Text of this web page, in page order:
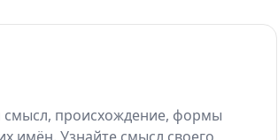
происхождение, формы